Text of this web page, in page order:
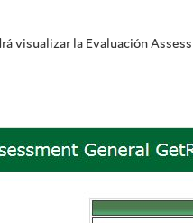
visualizar la Evaluación